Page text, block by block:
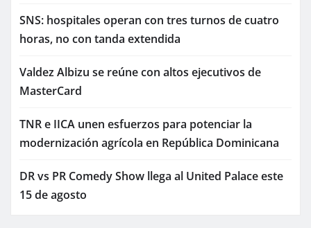
SNS: hospitales operan con tres turnos de cuatro
horas, no con tanda extendida
Valdez Albizu se reúne con altos ejecutivos de
MasterCard
TNR e IICA unen esfuerzos para potenciar la
modernización agrícola en República Dominicana
DR vs PR Comedy Show llega al United Palace este
15 de agosto